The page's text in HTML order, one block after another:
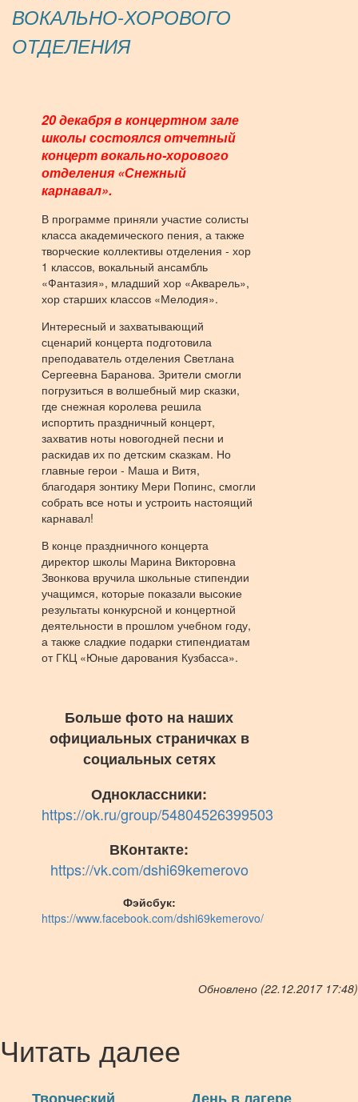
ВОКАЛЬНО-ХОРОВОГО
ОТДЕЛЕНИЯ
20 декабря в концертном зале
школы состоялся отчетный
концерт вокально-хорового
отделения «Снежный
карнавал».
В программе приняли участие солисты
класса академического пения, а также
творческие коллективы отделения - хор
1 классов, вокальный ансамбль
«Фантазия», младший хор «Акварель»,
хор старших классов «Мелодия».
Интересный и захватывающий
сценарий концерта подготовила
преподаватель отделения Светлана
Сергеевна Баранова. Зрители смогли
погрузиться в волшебный мир сказки,
где снежная королева решила
испортить праздничный концерт,
захватив ноты новогодней песни и
раскидав их по детским сказкам. Но
главные герои - Маша и Витя,
благодаря зонтику Мери Попинс, смогли
собрать все ноты и устроить настоящий
карнавал!
В конце праздничного концерта
директор школы Марина Викторовна
Звонкова вручила школьные стипендии
учащимся, которые показали высокие
результаты конкурсной и концертной
деятельности в прошлом учебном году,
а также сладкие подарки стипендиатам
от ГКЦ «Юные дарования Кузбасса».
Больше фото на наших
официальных страничках в
социальных сетях
Одноклассники:
https://ok.ru/group/54804526399503
ВКонтакте:
https://vk.com/dshi69kemerovo
Фэйсбук:
https://www.facebook.com/dshi69kemerovo/
Обновлено (22.12.2017 17:48)
Читать далее